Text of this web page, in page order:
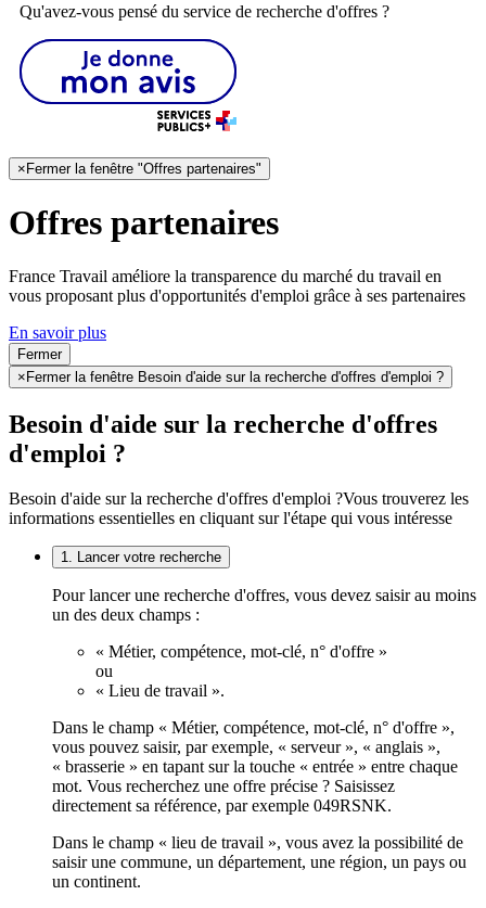
Qu'avez-vous pensé du service de recherche d'offres ?
× Fermer la fenêtre "Offres partenaires"
Offres partenaires
France Travail améliore la transparence du marché du travail en
vous proposant plus d'opportunités d'emploi grâce à ses partenaires
En savoir plus
Fermer
×Fermer la fenêtre Besoin d'aide sur la recherche d'offres d'emploi ?
Besoin d'aide sur la recherche d'offres
d'emploi ?
Besoin d'aide sur la recherche d'offres d'emploi ?Vous trouverez les
informations essentielles en cliquant sur l'étape qui vous intéresse
1. Lancer votre recherche
Pour lancer une recherche d'offres, vous devez saisir au moins
un des deux champs :
« Métier, compétence, mot-clé, n° d'offre »
ou
« Lieu de travail ».
Dans le champ « Métier, compétence, mot-clé, n° d'offre »,
vous pouvez saisir, par exemple, « serveur », « anglais »,
« brasserie » en tapant sur la touche « entrée » entre chaque
mot. Vous recherchez une offre précise ? Saisissez
directement sa référence, par exemple 049RSNK.
Dans le champ « lieu de travail », vous avez la possibilité de
saisir une commune, un département, une région, un pays ou
un continent.